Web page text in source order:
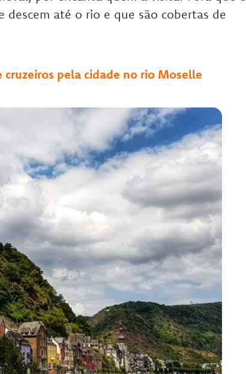
até o rio e que são cobertas de
cruzeiros pela cidade no rio Moselle